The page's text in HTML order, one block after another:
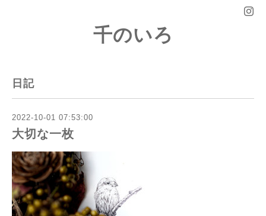
千のいろ
日記
2022-10-01 07:53:00
大切な一枚